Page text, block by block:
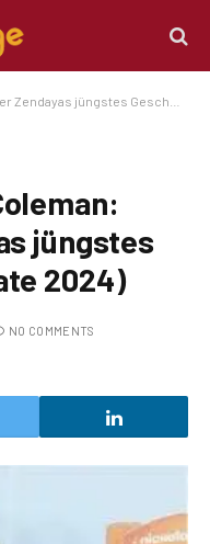
jüngstes Geschwister (Update 2024)
jüngstes
2024)
NO COMMENTS